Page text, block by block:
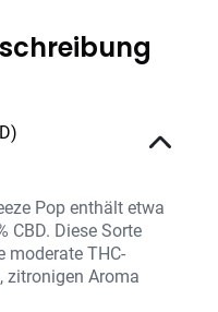
Pop enthält etwa
CBD. Diese Sorte
moderate THC-
zitronigen Aroma